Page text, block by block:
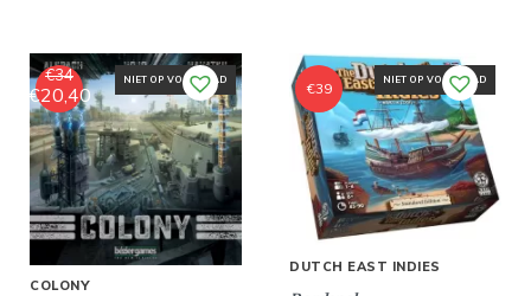
NIET OP VOORRAAD
COLONY
€34
Oorspronkelijke
prijs
was:
€34.
€20,40
Huidige
prijs
is:
€20,40.
NIET OP VOORRAAD
DUTCH EAST INDIES
€39